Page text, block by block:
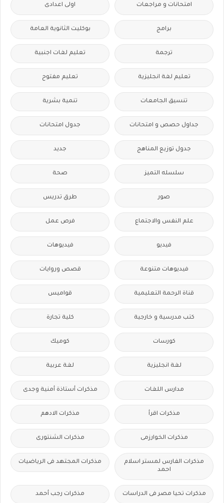
امتحانات و مراجعات اولى اعدادى
برامج بوكليت الثانوية العامة
ترجمة تعليم لغات اجنبية
تعليم لغة انجليزية تعليم مفتوح
تنسيق الجامعات تنمية بشرية
جداول حصص و امتحانات جدول امتحانات
جدول توزيع المناهج جديد
سلسله التميز صحة
صور طرق تدريس
علم النفس والاجتماع فرص عمل
فيديو فيديوهات
فيديوهات متنوعة قصص وروايات
قناة الرحمة التعليمية قواميس
كتب مدرسية و خارجية كلية تجارة
كورسات كوميك
لغة انجليزية لغة عربية
مدارس اللغات مذكرات أستاذة أمنية وجدى
مذكرات اقرأ مذكرات الادهم
مذكرات الخوارزمى مذكرات الشنتورى
مذكرات الفارس لمستر اسلام
احمد
مذكرات المجتهد فى الرياضيات
مذكرات تحيا مصر فى الدراسات مذكرات رجب أحمد